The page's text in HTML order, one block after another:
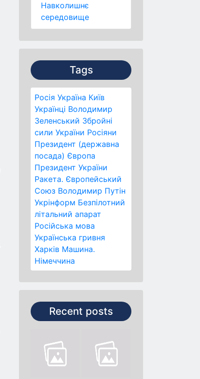
Навколишнє
середовище
Tags
Росія Україна Київ
Українці Володимир
Зеленський Збройні
сили України Росіяни
Президент (державна
посада) Європа
Президент України
Ракета. Європейський
Союз Володимир Путін
Укрінформ Безпілотний
літальний апарат
Російська мова
Українська гривня
Харків Машина.
Німеччина
Recent posts